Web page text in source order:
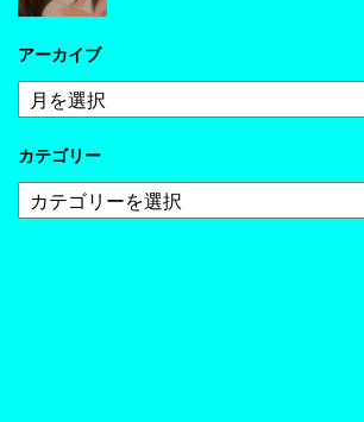
アーカイブ
ア
ー
イ
カテゴリー
テ